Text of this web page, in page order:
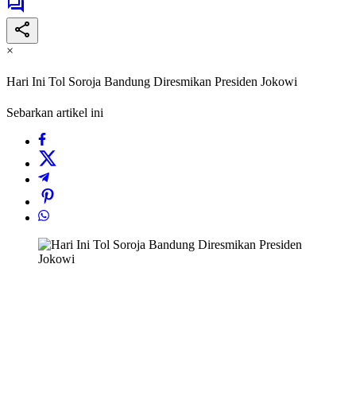
×
Hari Ini Tol Soroja Bandung Diresmikan Presiden Jokowi
Sebarkan artikel ini